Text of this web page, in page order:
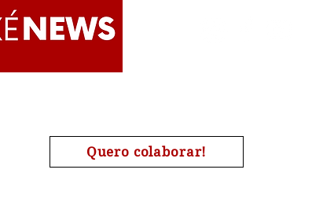
Quero colaborar!